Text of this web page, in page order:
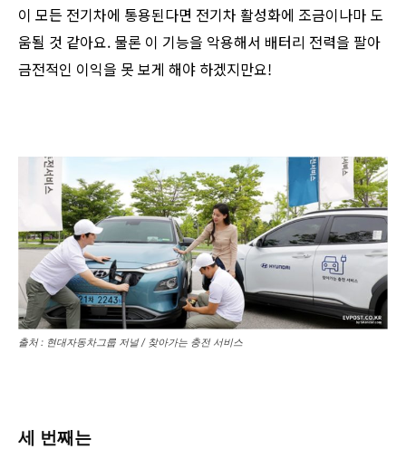
이 모든 전기차에 통용된다면 전기차 활성화에 조금이나마 도
움될 것 같아요. 물론 이 기능을 악용해서 배터리 전력을 팔아
금전적인 이익을 못 보게 해야 하겠지만요!
출처 : 현대자동차그룹 저널 / 찾아가는 충전 서비스
세 번째는